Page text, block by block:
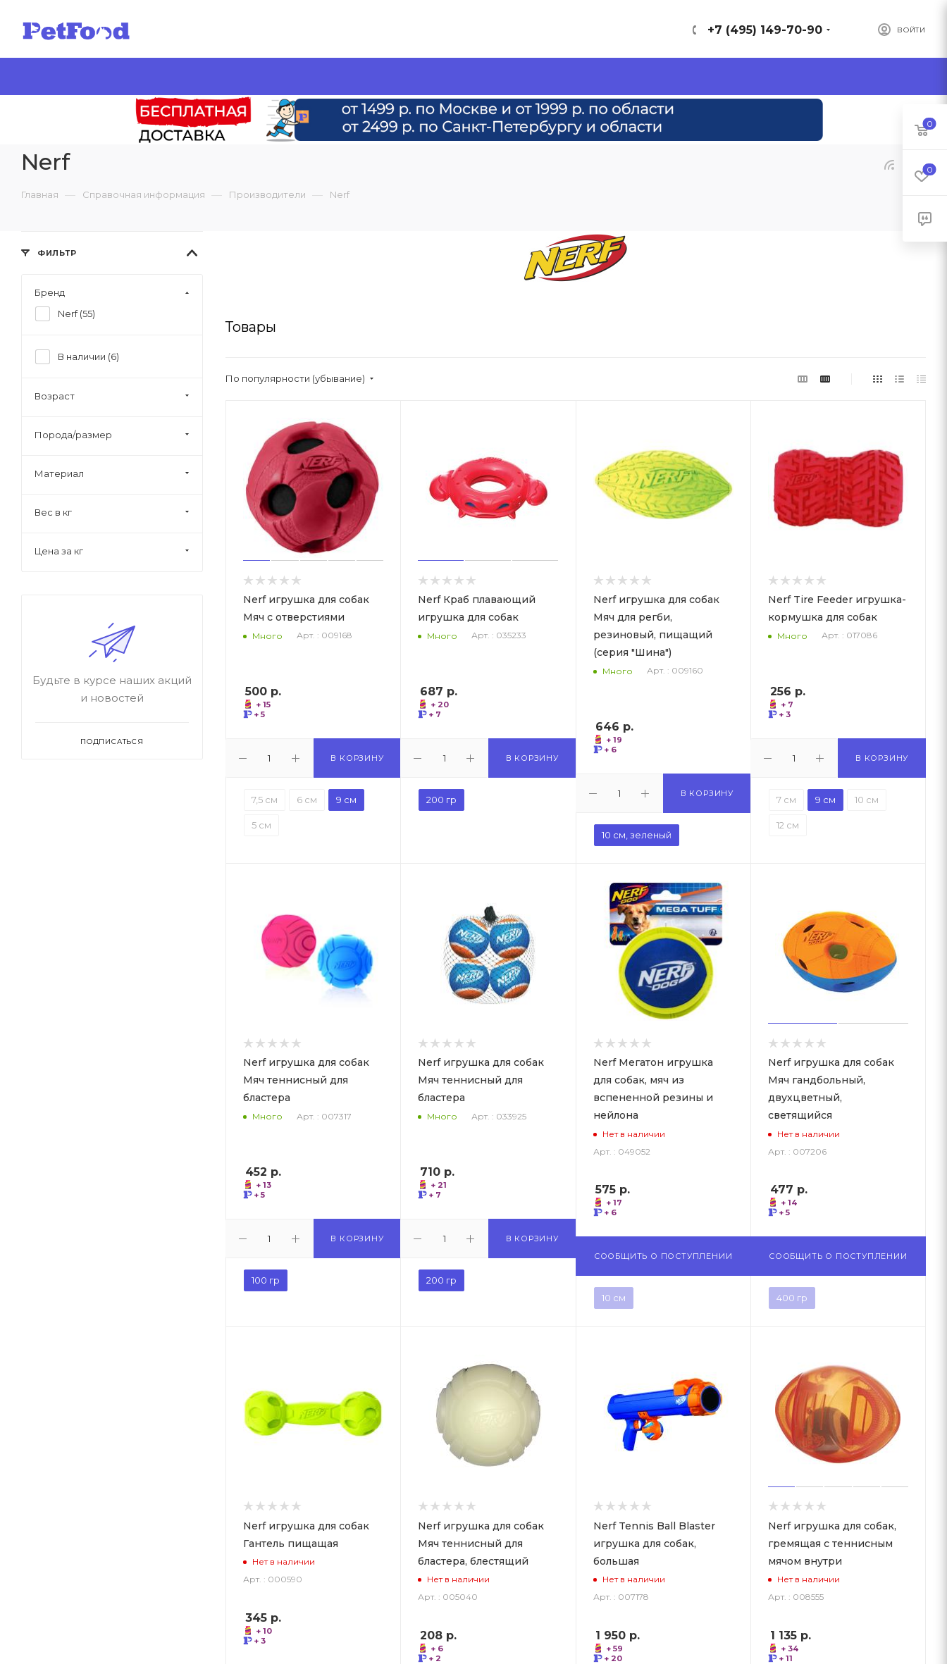
ВОЙТИ
+7 (495) 149-70-90
Nerf
Главная — Справочная информация — Производители — Nerf
Товары
По популярности (убывание)
Nerf игрушка для собак
Мяч с отверстиями
Много Арт. : 009168
500 р.
+ 15
+ 5
В КОРЗИНУ
7,5 см 6 см 9 см
5 см
Nerf Краб плавающий
игрушка для собак
Много Арт. : 035233
687 р.
+ 20
+ 7
В КОРЗИНУ
200 гр
Nerf игрушка для собак
Мяч для регби,
резиновый, пищащий
(серия "Шина")
Много Арт. : 009160
646 р.
+ 19
+ 6
В КОРЗИНУ
10 см, зеленый
Nerf Tire Feeder игрушка-
кормушка для собак
Много Арт. : 017086
256 р.
+ 7
+ 3
В КОРЗИНУ
7 см 9 см 10 см
12 см
Nerf игрушка для собак
Мяч теннисный для
бластера
Много Арт. : 007317
452 р.
+ 13
+ 5
В КОРЗИНУ
100 гр
Nerf игрушка для собак
Мяч теннисный для
бластера
Много Арт. : 033925
710 р.
+ 21
+ 7
В КОРЗИНУ
200 гр
Nerf Мегатон игрушка
для собак, мяч из
вспененной резины и
нейлона
Нет в наличии
Арт. : 049052
575р.
+ 17
+ 6
СООБЩИТЬ О ПОСТУПЛЕНИИ
10 см
Nerf игрушка для собак
Мяч гандбольный,
двухцветный,
светящийся
Нет в наличии
Арт. : 007206
477 р.
+ 14
+ 5
СООБЩИТЬ О ПОСТУПЛЕНИИ
400 гр
Nerf игрушка для собак
Гантель пищащая
Нет в наличии
Арт. : 000590
345 р.
+ 10
+ 3
Nerf игрушка для собак
Мяч теннисный для
бластера, блестящий
Нет в наличии
Арт. : 005040
208 р.
+ 6
+ 2
Nerf Tennis Ball Blaster
игрушка для собак,
большая
Нет в наличии
Арт. : 007178
1 950р.
+ 59
+ 20
Nerf игрушка для собак,
гремящая с теннисным
мячом внутри
Нет в наличии
Арт. : 008555
1 135р.
+ 34
+ 11
ФИЛЬТР
Бренд
Nerf (55)
В наличии (6)
Возраст
Порода/размер
Материал
Вес в кг
Цена за кг
Будьте в курсе наших акций
и новостей
ПОДПИСАТЬСЯ
0
0